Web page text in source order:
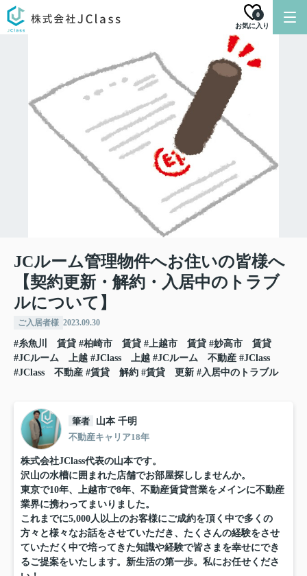
お気に入り
0
JCルーム管理物件へお住いの皆様へ
【契約更新・解約・入居中のトラブ
ルについて】
ご入居者様 2023.09.30
#糸魚川 賃貸 #柏崎市 賃貸 #上越市 賃貸 #妙高市 賃貸
#JCルーム 上越 #JClass 上越 #JCルーム 不動産 #JClass
#JClass 不動産 #賃貸 解約 #賃貸 更新 #入居中のトラブル
筆者
山本 千明
不動産キャリア18年
株式会社JClass代表の山本です。
沢山の水槽に囲まれた店舗でお部屋探ししませんか。
東京で10年、上越市で8年、不動産賃貸営業をメインに不動産
業界に携わってまいりました。
これまでに5,000人以上のお客様にご成約を頂く中で多くの
方々と様々なお話をさせていただき、たくさんの経験をさせ
ていただく中で培ってきた知識や経験で皆さまを幸せにでき
るご提案をいたします。新生活の第一歩。私にお任せくださ